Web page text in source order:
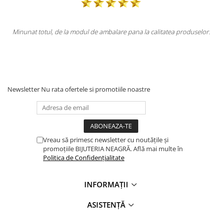
pana la calitatea produselor.
Totul la superlativ! Produsul, fix
Newsletter Nu rata ofertele si promotiile noastre
Vreau să primesc newsletter cu noutățile și
promoțiile BIJUTERIA NEAGRĂ. Află mai multe în
Politica de Confidențialitate
INFORMAȚII
ASISTENȚĂ